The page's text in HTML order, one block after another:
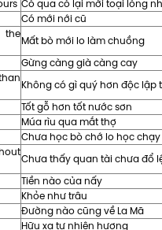
Có qua có lại mới toại lòng
Có mới nới cũ
theMất bò mới lo làm chuồng
Gừng càng già càng cay
Không có gì quý hơn độc lập
Tốt gỗ hơn tốt nước sơn
Múa rìu qua mắt thợ
Chưa học bò chớ lo học chạy
Chưa thấy quan tài chưa đổ
Tiền nào của nấy
Khỏe như trâu
Đường nào cũng về La Mã
Hữu xạ tự nhiên hương